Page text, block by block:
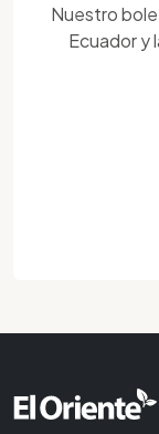
Nuestro
Ecuador y